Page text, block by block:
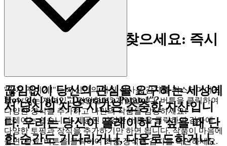
안식처입니다.
1. 당신의 시간을 되찾으세요: 즉시
끊임없이 당신의 관심을 요구하는 세상에
서 당신의 자유 시간은 소중한 자산입니
다. 우리는 당신이 플레이하고 싶을 때 단
한 순간도 기다리거나, 다운로드하거나,
"감자 꾸미기!"는 자신만의 아침 식사용 감자를 커스터마이즈
할 수 있는 재미있고 간단한 H5 게임입니다. 버튼을 클릭하여
다양한 장식을 추가하고 나만의 작품을 감상하세요!
How do I play "Decorate a Potato!"?
플레이는 쉽습니다! 제공된 다양한 버튼을 클릭하여 감자에
다양한 토핑과 장식을 추가하기만 하면 됩니다. 작품이 마음에
들면 '완료' 버튼을 클릭하여 최종 장식된 감자를 확인하세요.